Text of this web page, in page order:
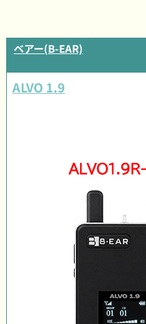
ベアー(B-EAR)
ALVO 1.9